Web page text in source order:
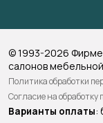
© 1993-2026
салонов
Политика обработки
Согласие на
Варианты оплаты: